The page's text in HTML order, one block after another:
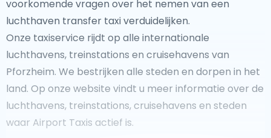
voorkomende vragen over het nemen van een
luchthaven transfer taxi verduidelijken.
Onze taxiservice rijdt op alle internationale
luchthavens, treinstations en cruisehavens van
Pforzheim. We bestrijken alle steden en dorpen in het
land. Op onze website vindt u meer informatie over de
luchthavens, treinstations, cruisehavens en steden
waar Airport Taxis actief is.